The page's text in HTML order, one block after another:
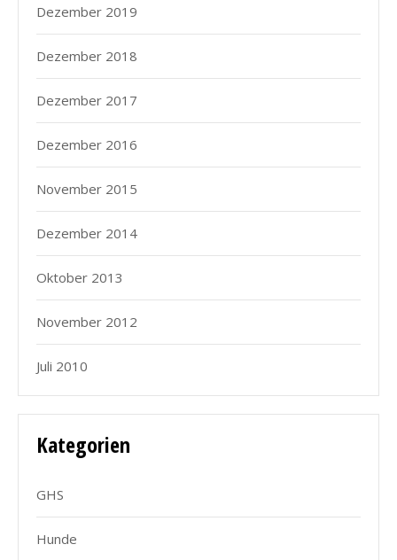
Dezember 2019
Dezember 2018
Dezember 2017
Dezember 2016
November 2015
Dezember 2014
Oktober 2013
November 2012
Juli 2010
Kategorien
GHS
Hunde